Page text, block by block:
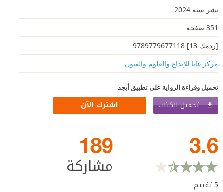
نشر سنة 2024
351 صفحة
[ردمك 13] 9789779677118
مركز غايا للإبداع والعلوم والفنون
تحميل وقراءة الرواية على تطبيق أبجد
تحميل الكتاب اشترك الآن
3.6
5تقييم
189
مشاركة